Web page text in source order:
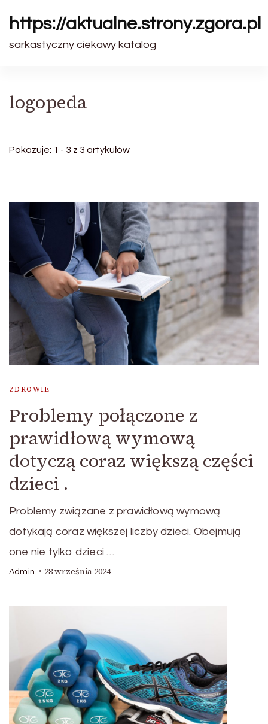
https://aktualne.strony.zgora.pl
sarkastyczny ciekawy katalog
logopeda
Pokazuje: 1 - 3 z 3 artykułów
ZDROWIE
Problemy połączone z
prawidłową wymową
dotyczą coraz większą części
dzieci .
Problemy związane z prawidłową wymową
dotykają coraz większej liczby dzieci. Obejmują
one nie tylko dzieci …
Admin 28 września 2024